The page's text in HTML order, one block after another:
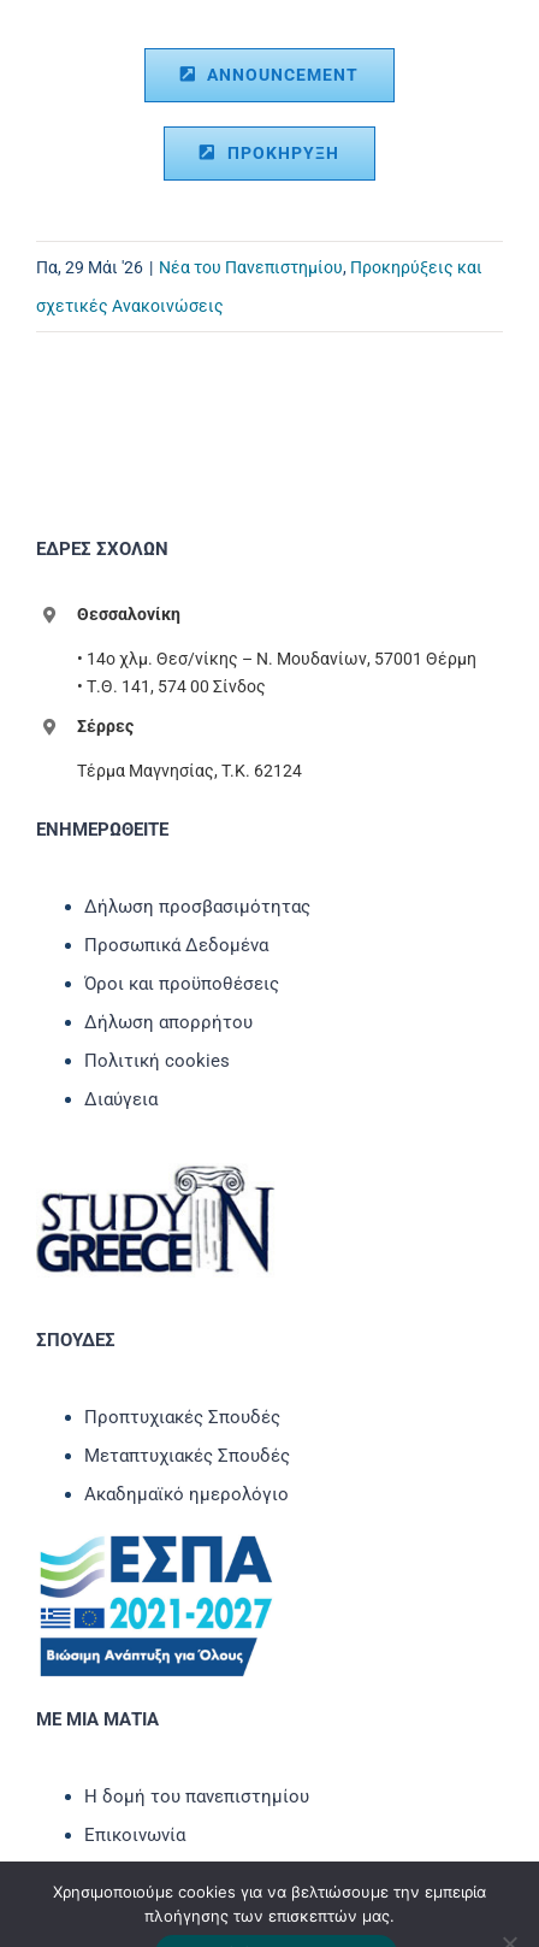
ANNOUNCEMENT
ΠΡΟΚΗΡΥΞΗ
Πα, 29 Μάι '26 | Νέα του Πανεπιστημίου, Προκηρύξεις και
σχετικές Ανακοινώσεις
ΕΔΡΕΣ ΣΧΟΛΩΝ
Θεσσαλονίκη
• 14ο χλμ. Θεσ/νίκης – Ν. Μουδανίων, 57001 Θέρμη
• Τ.Θ. 141, 574 00 Σίνδος
Σέρρες
Τέρμα Μαγνησίας, T.K. 62124
ΕΝΗΜΕΡΩΘΕΙΤΕ
Δήλωση προσβασιμότητας
Προσωπικά Δεδομένα
Όροι και προϋποθέσεις
Δήλωση απορρήτου
Πολιτική cookies
Διαύγεια
ΣΠΟΥΔΕΣ
Προπτυχιακές Σπουδές
Μεταπτυχιακές Σπουδές
Ακαδημαϊκό ημερολόγιο
ΜΕ ΜΙΑ ΜΑΤΙΑ
Η δομή του πανεπιστημίου
Επικοινωνία
Εκδηλώσεις
Χρησιμοποιούμε cookies για να βελτιώσουμε την εμπειρία
πλοήγησης των επισκεπτών μας.